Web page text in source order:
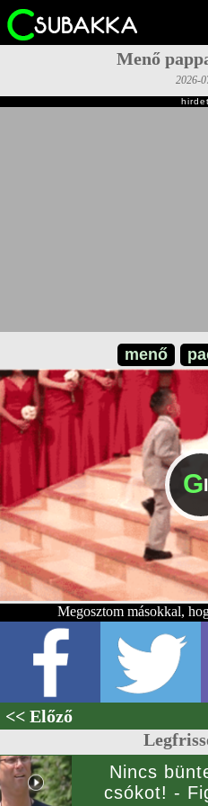
Menő
2026-
menő
G
Megosztom másokkal,
<< Előző
Nincs
csókot! -